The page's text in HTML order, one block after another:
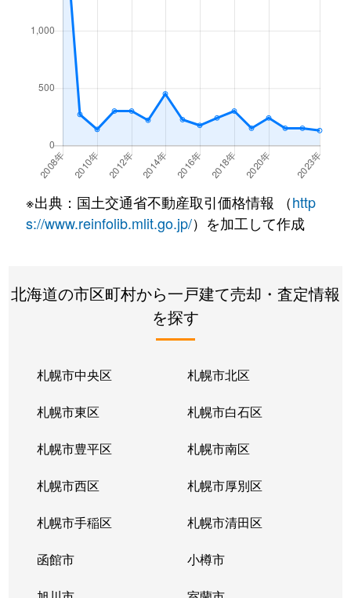
※出典：国土交通省不動産取引価格情報 （http
s://www.reinfolib.mlit.go.jp/）を加工して作成
北海道の市区町村から一戸建て売却・査定情報
を探す
札幌市中央区 札幌市北区
札幌市東区 札幌市白石区
札幌市豊平区 札幌市南区
札幌市西区 札幌市厚別区
札幌市手稲区 札幌市清田区
函館市 小樽市